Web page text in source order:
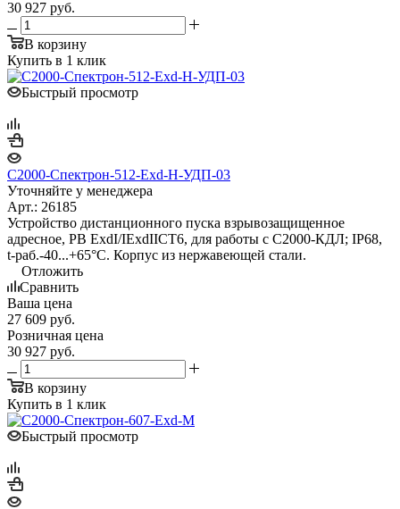
30 927 руб.
В корзину
Купить в 1 клик
Быстрый просмотр
С2000-Спектрон-512-Exd-Н-УДП-03
Уточняйте у менеджера
Арт.: 26185
Устройство дистанционного пуска взрывозащищенное
адресное, PB ExdI/IExdIICT6, для работы с С2000-КДЛ; IP68,
t-раб.-40...+65°С. Корпус из нержавеющей стали.
Отложить
Сравнить
Ваша цена
27 609 руб.
Розничная цена
30 927 руб.
В корзину
Купить в 1 клик
Быстрый просмотр